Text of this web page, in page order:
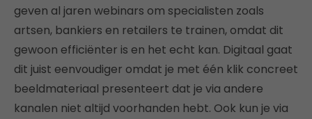
geven al jaren webinars om specialisten zoals
artsen, bankiers en retailers te trainen, omdat dit
gewoon efficiënter is en het echt kan. Digitaal gaat
dit juist eenvoudiger omdat je met één klik concreet
beeldmateriaal presenteert dat je via andere
kanalen niet altijd voorhanden hebt. Ook kun je via